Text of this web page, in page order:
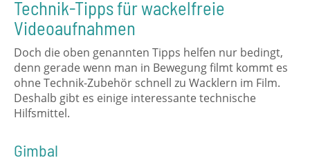
Technik-Tipps für wackelfreie
Videoaufnahmen
Doch die oben genannten Tipps helfen nur bedingt,
denn gerade wenn man in Bewegung filmt kommt es
ohne Technik-Zubehör schnell zu Wacklern im Film.
Deshalb gibt es einige interessante technische
Hilfsmittel.
Gimbal